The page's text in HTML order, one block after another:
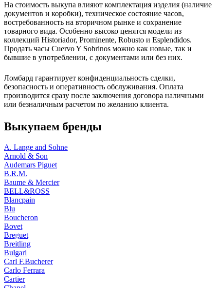
На стоимость выкупа влияют комплектация изделия (наличие
документов и коробки), техническое состояние часов,
востребованность на вторичном рынке и сохранение
товарного вида. Особенно высоко ценятся модели из
коллекций Historiador, Prominente, Robusto и Esplendidos.
Продать часы Cuervo Y Sobrinos можно как новые, так и
бывшие в употреблении, с документами или без них.
Ломбард гарантирует конфиденциальность сделки,
безопасность и оперативность обслуживания. Оплата
производится сразу после заключения договора наличными
или безналичным расчетом по желанию клиента.
Выкупаем бренды
A. Lange and Sohne
Arnold & Son
Audemars Piguet
B.R.M.
Baume & Mercier
BELL&ROSS
Blancpain
Blu
Boucheron
Bovet
Breguet
Breitling
Bulgari
Carl F.Bucherer
Carlo Ferrara
Cartier